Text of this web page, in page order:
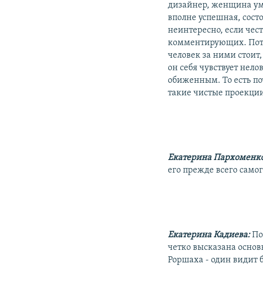
дизайнер, женщина
вполне успешная,
неинтересно, если
комментирующих.
человек за ними
он себя чувствует
обиженным. То есть
такие чистые
Екатерина
его прежде всего
Екатерина Кадиева:
четко высказана
Роршаха - один видит